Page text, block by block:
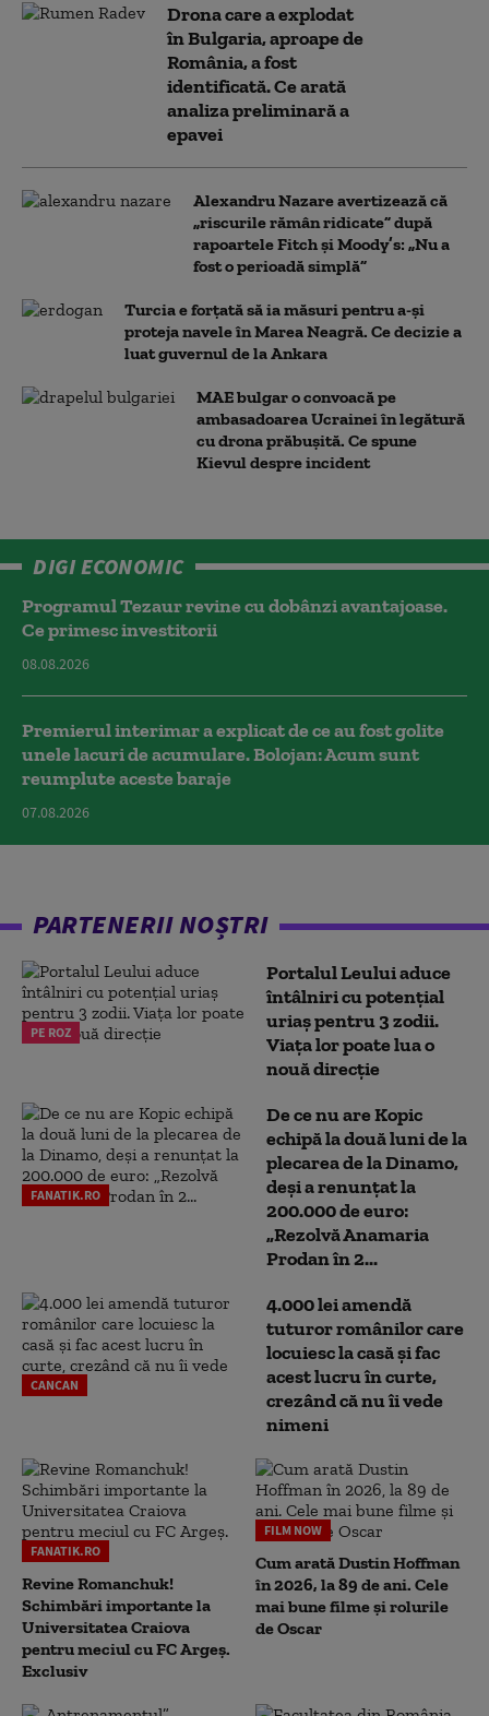
Drona care a explodat
în Bulgaria, aproape de
România, a fost
identificată. Ce arată
analiza preliminară a
epavei
Alexandru Nazare avertizează că
„riscurile rămân ridicate” după
rapoartele Fitch și Moody’s: „Nu a
fost o perioadă simplă”
Turcia e forțată să ia măsuri pentru a-și
proteja navele în Marea Neagră. Ce decizie a
luat guvernul de la Ankara
MAE bulgar o convoacă pe
ambasadoarea Ucrainei în legătură
cu drona prăbuşită. Ce spune
Kievul despre incident
DIGI ECONOMIC
Programul Tezaur revine cu dobânzi avantajoase.
Ce primesc investitorii
08.08.2026
Premierul interimar a explicat de ce au fost golite
unele lacuri de acumulare. Bolojan: Acum sunt
reumplute aceste baraje
07.08.2026
PARTENERII NOȘTRI
PE ROZ
Portalul Leului aduce
întâlniri cu potențial
uriaș pentru 3 zodii.
Viața lor poate lua o
nouă direcție
FANATIK.RO
De ce nu are Kopic
echipă la două luni de la
plecarea de la Dinamo,
deși a renunțat la
200.000 de euro:
„Rezolvă Anamaria
Prodan în 2...
CANCAN
4.000 lei amendă
tuturor românilor care
locuiesc la casă și fac
acest lucru în curte,
crezând că nu îi vede
nimeni
FANATIK.RO
Revine Romanchuk!
Schimbări importante la
Universitatea Craiova
pentru meciul cu FC Argeş.
Exclusiv
FILM NOW
Cum arată Dustin Hoffman
în 2026, la 89 de ani. Cele
mai bune filme și rolurile
de Oscar